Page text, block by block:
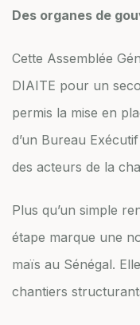
Des organes de
Cette Assemblée
DIAITE pour un
permis la mise en
d’un Bureau
des acteurs de la
Plus qu’un simple
étape marque une
maïs au Sénégal.
chantiers